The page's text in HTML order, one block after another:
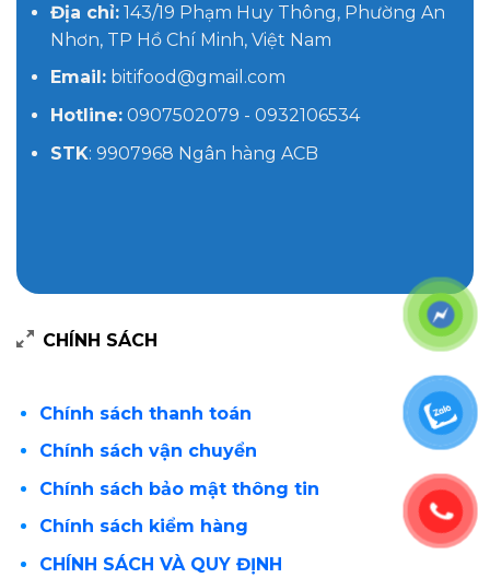
Địa chỉ:143/19 Phạm Huy Thông, Phường An
Nhơn, TP Hồ Chí Minh, Việt Nam
Email:bitifood@gmail.com
Hotline:0907502079 - 0932106534
STK: 9907968 Ngân hàng ACB
CHÍNH SÁCH
Chính sách thanh toán
Chính sách vận chuyển
Chính sách bảo mật thông tin
Chính sách kiểm hàng
CHÍNH SÁCH VÀ QUY ĐỊNH